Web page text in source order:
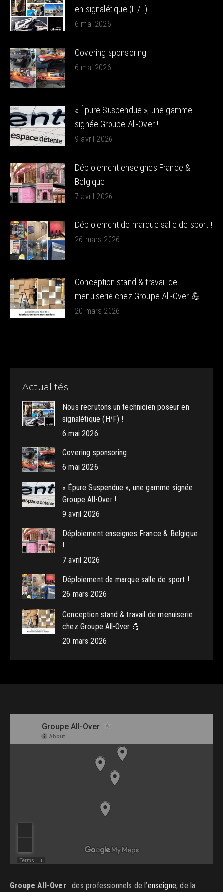
en signalétique (H/F) !
6 mai 2026
Covering sponsoring
6 mai 2026
« Épure Suspendue », une gamme
signée Groupe All-Over !
9 avril 2026
Déploiement enseignes France &
Belgique !
7 avril 2026
Déploiement de marque salle de sport !
26 mars 2026
Conception stand & travail de
menuiserie chez Groupe All-Over 💪
20 mars 2026
Actualités
Nous recrutons un technicien poseur en
signalétique (H/F) !
6 mai 2026
Covering sponsoring
6 mai 2026
« Épure Suspendue », une gamme signée
Groupe All-Over !
9 avril 2026
Déploiement enseignes France & Belgique
!
7 avril 2026
Déploiement de marque salle de sport !
26 mars 2026
Conception stand & travail de menuiserie
chez Groupe All-Over 💪
20 mars 2026
Groupe All-Over : des professionnels de l’enseigne, de la